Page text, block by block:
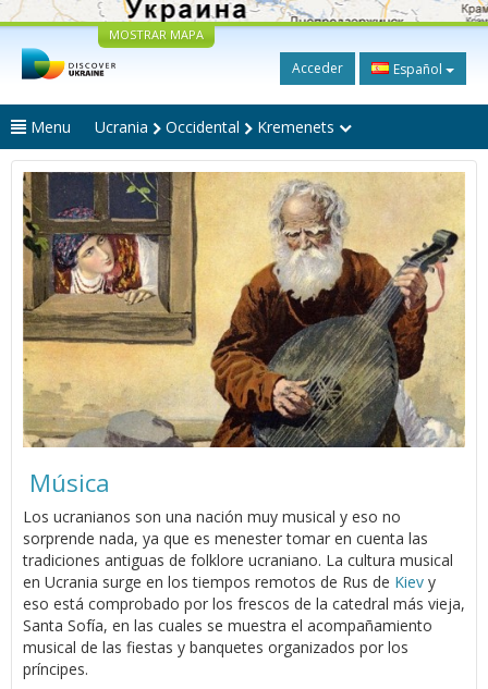
MOSTRAR MAPA
Acceder Español
Menu Ucrania Occidental Kremenets
Música
Los ucranianos son una nación muy musical y eso no
sorprende nada, ya que es menester tomar en cuenta las
tradiciones antiguas de folklore ucraniano. La cultura musical
en Ucrania surge en los tiempos remotos de Rus de Kiev y
eso está comprobado por los frescos de la catedral más vieja,
Santa Sofía, en las cuales se muestra el acompañamiento
musical de las fiestas y banquetes organizados por los
príncipes.